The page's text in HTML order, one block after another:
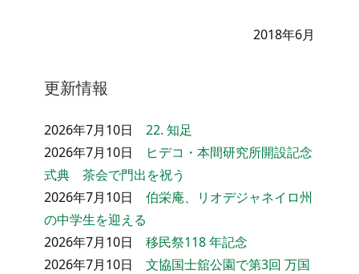
2018年6月
更新情報
2026年7月10日 22. 知足
2026年7月10日
ヒデコ・本間研究所開設記念
式典 茶会で門出を祝う
2026年7月10日 伯栄庵、リオデジャネイロ州
の中学生を迎える
2026年7月10日 移民祭118 年記念
2026年7月10日 文協国士舘公園で第3回 万国